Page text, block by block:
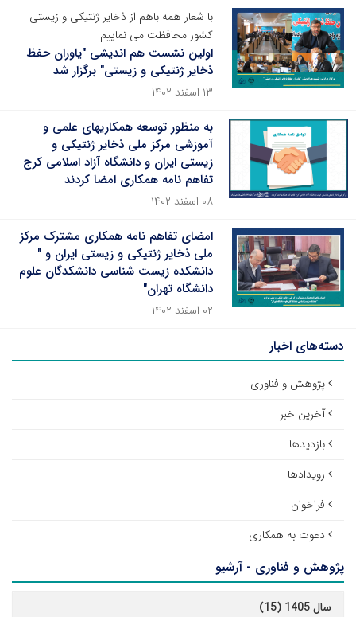
با شعار همه باهم از ذخایر ژنتیکی و زیستی
کشور محافظت می نماییم
اولین نشست هم اندیشی "یاوران حفظ
ذخایر ژنتیکی و زیستی" برگزار شد
۱۳ اسفند ۱۴۰۲
به منظور توسعه همکاریهای علمی و
آموزشی مرکز ملی ذخایر ژنتیکی و
زیستی ایران و دانشگاه آزاد اسلامی کرج
تفاهم نامه همکاری امضا کردند
۰۸ اسفند ۱۴۰۲
امضای تفاهم نامه همکاری مشترک مرکز
ملی ذخایر ژنتیکی و زیستی ایران و "
دانشکده زیست شناسی دانشکدگان علوم
دانشگاه تهران"
۰۲ اسفند ۱۴۰۲
دسته‌های اخبار
پژوهش و فناوری
آخرین خبر
بازدیدها
رویدادها
فراخوان
دعوت به همکاری
پژوهش و فناوری - آرشیو
سال 1405 (15)